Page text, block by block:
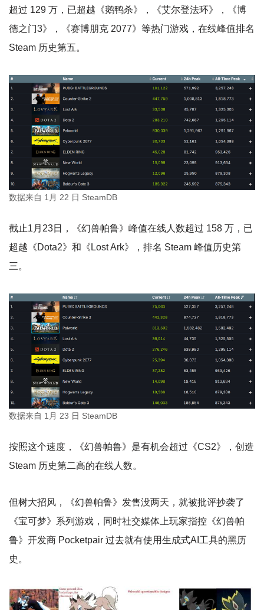
超过 129 万，已超越《鹅鸭杀》，《艾尔登法环》，《博
德之门3》，《赛博朋克 2077》等热门游戏，在线峰值排名
Steam 历史第五。
数据来自 1月 22 日 SteamDB
截止1月23日，《幻兽帕鲁》峰值在线人数超过 158 万，已
超越《Dota2》和《Lost Ark》，排名 Steam 峰值历史第
三。
数据来自 1月 23 日 SteamDB
按照这个速度，《幻兽帕鲁》是有机会超过《CS2》，创造
Steam 历史第二高的在线人数。
但树大招风，《幻兽帕鲁》发售没两天，就被批评抄袭了
《宝可梦》系列游戏，同时社交媒体上玩家指控《幻兽帕
鲁》开发商 Pocketpair 过去就有使用生成式AI工具的黑历
史。